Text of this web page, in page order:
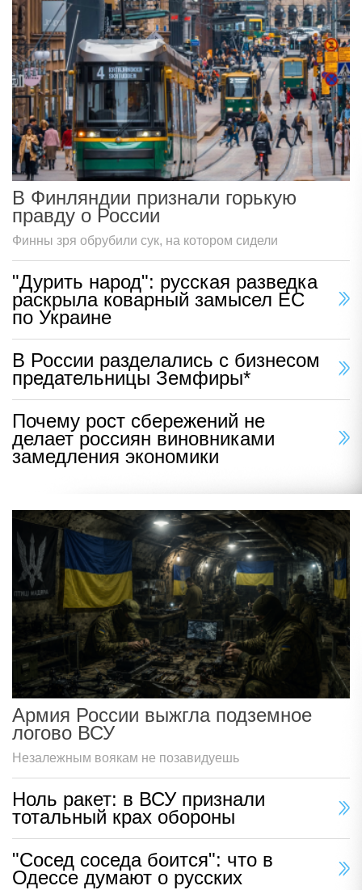
В Финляндии признали горькую
правду о России
Финны зря обрубили сук, на котором сидели
"Дурить народ": русская разведка
раскрыла коварный замысел ЕС
по Украине
В России разделались с бизнесом
предательницы Земфиры*
Почему рост сбережений не
делает россиян виновниками
замедления экономики
Армия России выжгла подземное
логово ВСУ
Незалежным воякам не позавидуешь
Ноль ракет: в ВСУ признали
тотальный крах обороны
"Сосед соседа боится": что в
Одессе думают о русских